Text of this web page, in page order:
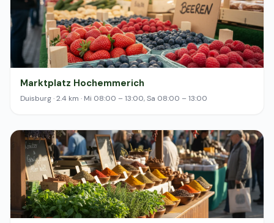
Marktplatz Hochemmerich
Duisburg · 2.4 km · Mi 08:00 – 13:00, Sa 08:00 – 13:00